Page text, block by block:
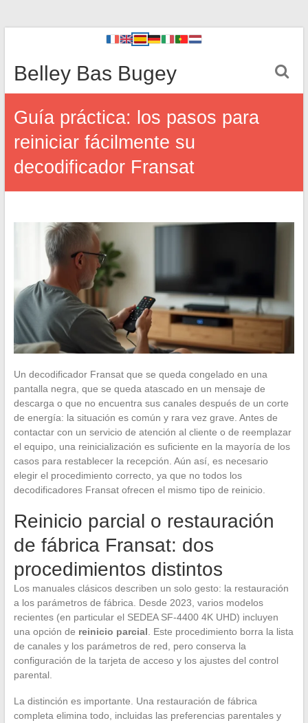
Belley Bas Bugey
Guía práctica: los pasos para
reiniciar fácilmente su
decodificador Fransat
Un decodificador Fransat que se queda congelado en una
pantalla negra, que se queda atascado en un mensaje de
descarga o que no encuentra sus canales después de un corte
de energía: la situación es común y rara vez grave. Antes de
contactar con un servicio de atención al cliente o de reemplazar
el equipo, una reinicialización es suficiente en la mayoría de los
casos para restablecer la recepción. Aún así, es necesario
elegir el procedimiento correcto, ya que no todos los
decodificadores Fransat ofrecen el mismo tipo de reinicio.
Reinicio parcial o restauración
de fábrica Fransat: dos
procedimientos distintos
Los manuales clásicos describen un solo gesto: la restauración
a los parámetros de fábrica. Desde 2023, varios modelos
recientes (en particular el SEDEA SF-4400 4K UHD) incluyen
una opción de reinicio parcial . Este procedimiento borra la lista
de canales y los parámetros de red, pero conserva la
configuración de la tarjeta de acceso y los ajustes del control
parental.
La distinción es importante. Una restauración de fábrica
completa elimina todo, incluidas las preferencias parentales y